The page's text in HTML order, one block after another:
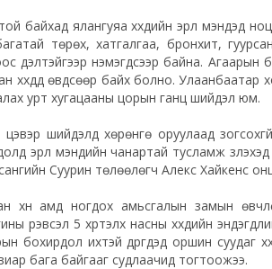
байхад ялангуяа хүүхдийн эрүүл мэндэд
төрөх, хатгалгаа, бронхит,
үүдэлтэйгээр нэмэгдсээр байна. Агаарын
хүүхдүүд өвдсөөр байх болно.
урт хугацааны цорын ганц шийдэл юм.
шийдэлд хөрөнгө оруулаад
эрүүл мэндийн чанартай тусламж
Суурин төлөөлөгч Алекс Хайкенс
хүн амд ногдох амьсгалын замын
үрэвсэл 5 хүртэлх насны хүүхдийн
ихтэй дүүргүүдэд оршин суудаг
бага байгааг судлаачид тогтоожээ.